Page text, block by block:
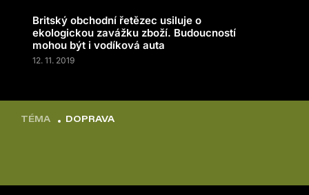
Britský obchodní řetězec usiluje o
ekologickou zavážku zboží. Budoucností
mohou být i vodíková auta
12. 11. 2019
TÉMA DOPRAVA